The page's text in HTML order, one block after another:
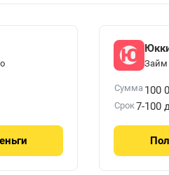
Займ
Сумма 100
Срок7-100